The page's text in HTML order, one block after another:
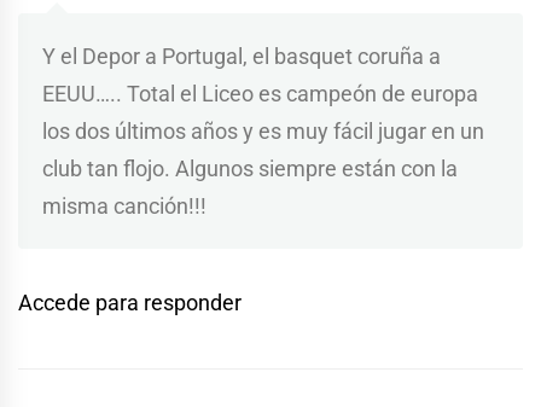
Y el Depor a Portugal, el basquet coruña a
EEUU….. Total el Liceo es campeón de europa
los dos últimos años y es muy fácil jugar en un
club tan flojo. Algunos siempre están con la
misma canción!!!
Accede para responder